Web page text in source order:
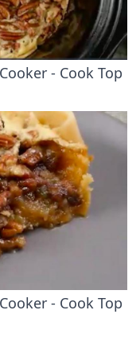
- Cook Top
- Cook Top